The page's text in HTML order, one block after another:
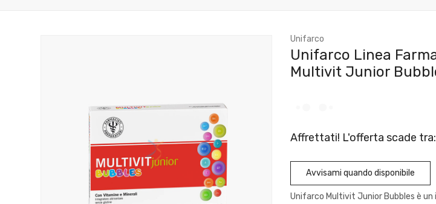
Unifarco
Unifarco Linea
Multivit Junior
Affrettati! L'offerta scade tra:
Avvisami quando disponibile
Unifarco Multivit Junior Bubbles è